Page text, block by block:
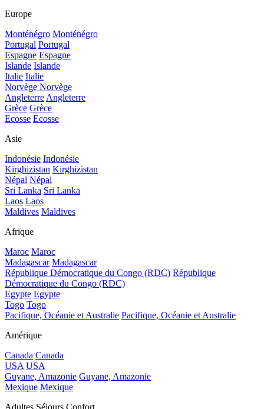
Europe
Monténégro Monténégro
Portugal Portugal
Espagne Espagne
Islande Islande
Italie Italie
Norvège Norvège
AngleterreAngleterre
Grèce Grèce
Ecosse Ecosse
Asie
Indonésie Indonésie
Kirghizistan Kirghizistan
Népal Népal
Sri Lanka Sri Lanka
Laos Laos
Maldives Maldives
Afrique
Maroc Maroc
Madagascar Madagascar
République Démocratique du Congo (RDC) République
Démocratique du Congo (RDC)
Egypte Egypte
Togo Togo
Pacifique, Océanie et Australie Pacifique, Océanie et Australie
Amérique
Canada Canada
USA USA
Guyane, Amazonie Guyane, Amazonie
Mexique Mexique